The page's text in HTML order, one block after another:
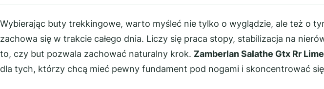
Wybierając buty trekkingowe, warto myśleć nie tylko o wyglądzie, ale też o
zachowa się w trakcie całego dnia. Liczy się praca stopy, stabilizacja na
to, czy but pozwala zachować naturalny krok. Zamberlan Salathe Gtx Rr Lime
dla tych, którzy chcą mieć pewny fundament pod nogami i skoncentrować